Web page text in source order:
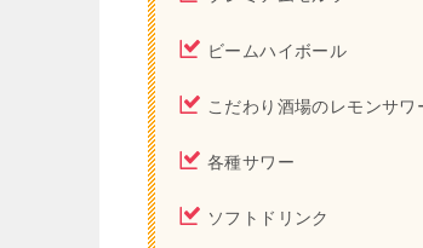
ビームハイボール
こだわり酒場のレモンサワ
各種サワー
ソフトドリンク